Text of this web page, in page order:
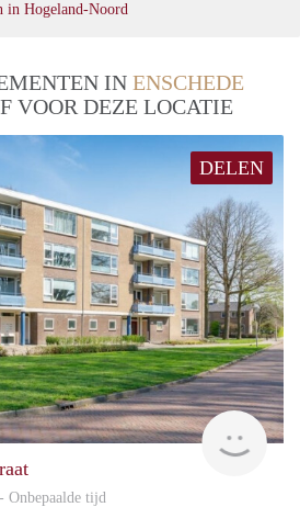
in Hogeland-Noord
IN ENSCHEDE
VOOR DEZE LOCATIE
DELEN
Onbepaalde tijd